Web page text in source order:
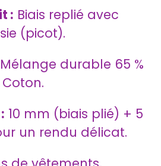
: Biais replié avec
(picot).
Mélange durable 65 %
Coton.
10 mm (biais plié) + 5
un rendu délicat.